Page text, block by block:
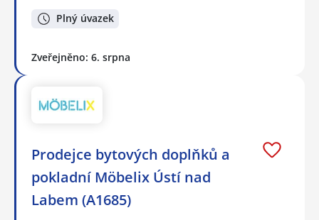
Plný úvazek
Zveřejněno: 6. srpna
Prodejce bytových doplňků a
pokladní Möbelix Ústí nad
Labem (A1685)